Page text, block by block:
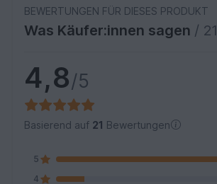
BEWERTUNGEN FÜR DIESES PRODUKT
Was Käufer:innen sagen / 21
4,8/5
Basierend auf 21 Bewertungen
5
4